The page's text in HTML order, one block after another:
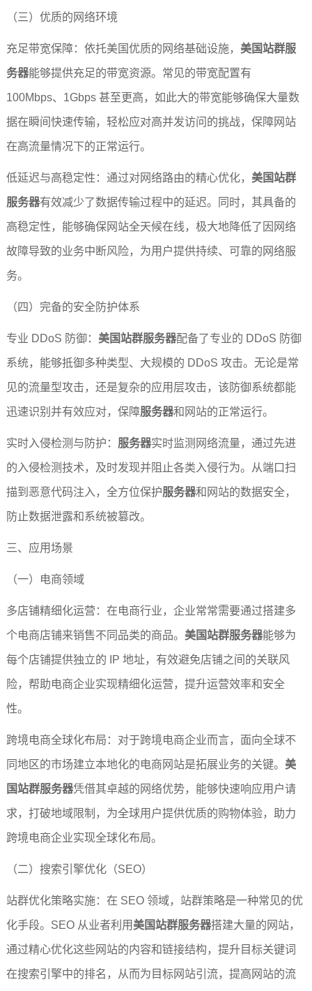
（三）优质的网络环境
充足带宽保障：依托美国优质的网络基础设施， 美国站群服
务器能够提供充足的带宽资源。常见的带宽配置有
100Mbps、1Gbps 甚至更高，如此大的带宽能够确保大量数
据在瞬间快速传输，轻松应对高并发访问的挑战，保障网站
在高流量情况下的正常运行。
低延迟与高稳定性：通过对网络路由的精心优化， 美国站群
服务器有效减少了数据传输过程中的延迟。同时，其具备的
高稳定性，能够确保网站全天候在线，极大地降低了因网络
故障导致的业务中断风险，为用户提供持续、可靠的网络服
务。
（四）完备的安全防护体系
专业 DDoS 防御： 美国站群服务器配备了专业的 DDoS 防御
系统，能够抵御多种类型、大规模的 DDoS 攻击。无论是常
见的流量型攻击，还是复杂的应用层攻击，该防御系统都能
迅速识别并有效应对，保障服务器和网站的正常运行。
实时入侵检测与防护： 服务器实时监测网络流量，通过先进
的入侵检测技术，及时发现并阻止各类入侵行为。从端口扫
描到恶意代码注入，全方位保护服务器和网站的数据安全，
防止数据泄露和系统被篡改。
三、应用场景
（一）电商领域
多店铺精细化运营：在电商行业，企业常常需要通过搭建多
个电商店铺来销售不同品类的商品。 美国站群服务器能够为
每个店铺提供独立的 IP 地址，有效避免店铺之间的关联风
险，帮助电商企业实现精细化运营，提升运营效率和安全
性。
跨境电商全球化布局：对于跨境电商企业而言，面向全球不
同地区的市场建立本地化的电商网站是拓展业务的关键。 美
国站群服务器凭借其卓越的网络优势，能够快速响应用户请
求，打破地域限制，为全球用户提供优质的购物体验，助力
跨境电商企业实现全球化布局。
（二）搜索引擎优化（SEO）
站群优化策略实施：在 SEO 领域，站群策略是一种常见的优
化手段。SEO 从业者利用 美国站群服务器搭建大量的网站，
通过精心优化这些网站的内容和链接结构，提升目标关键词
在搜索引擎中的排名，从而为目标网站引流，提高网站的流